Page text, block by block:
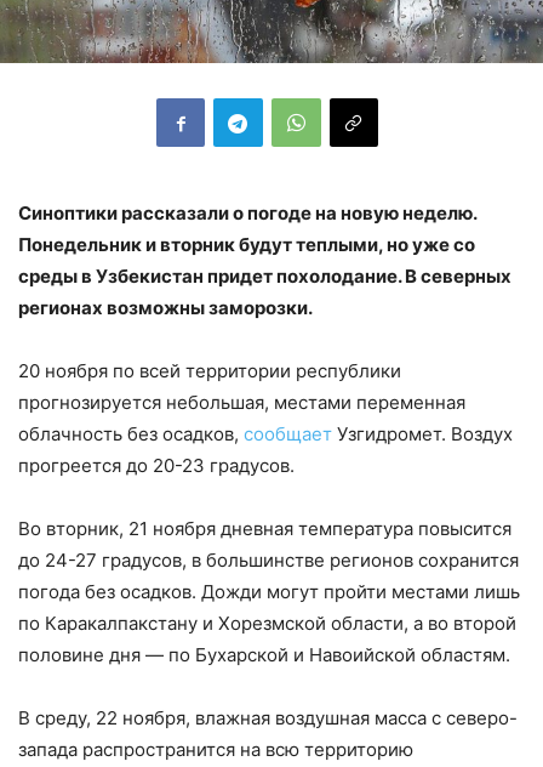
Синоптики рассказали о погоде на новую неделю.
Понедельник и вторник будут теплыми, но уже со
среды в Узбекистан придет похолодание. В северных
регионах возможны заморозки.
20 ноября по всей территории республики
прогнозируется небольшая, местами переменная
облачность без осадков, сообщает Узгидромет. Воздух
прогреется до 20-23 градусов.
Во вторник, 21 ноября дневная температура повысится
до 24-27 градусов, в большинстве регионов сохранится
погода без осадков. Дожди могут пройти местами лишь
по Каракалпакстану и Хорезмской области, а во второй
половине дня — по Бухарской и Навоийской областям.
В среду, 22 ноября, влажная воздушная масса с северо-
запада распространится на всю территорию